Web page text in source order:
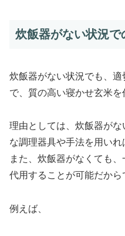
炊飯器がない状況で
炊飯器がない状況でも、
で、質の高い寝かせ玄米を
理由としては、炊飯器が
な調理器具や手法を用いれ
また、炊飯器がなくても
代用することが可能だから
例えば、